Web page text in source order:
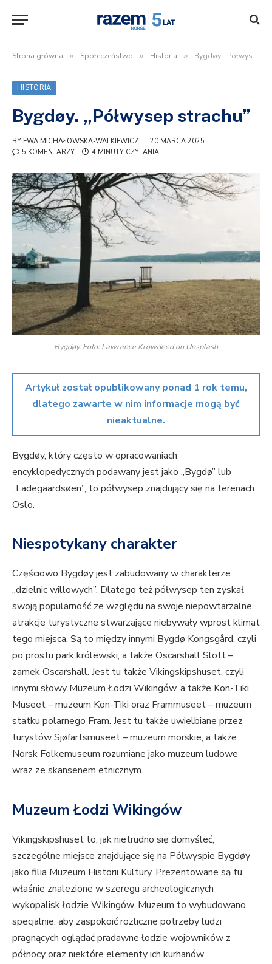
Strona główna » Społeczeństwo » Historia » Bygdøy. „Półwysep strachu”
HISTORIA
Bygdøy. „Półwysep strachu”
BY EWA MICHAŁOWSKA-WALKIEWICZ
20 MARCA 2025
5 KOMENTARZY
4 MINUTY CZYTANIA
Bygdøy. Foto: Lawrence Krowdeed on Unsplash
Artykuł został opublikowany ponad 1 rok temu,
dlatego zawarte w nim informacje mogą być
nieaktualne.
Bygdøy, który często w opracowaniach
encyklopedycznych podawany jest jako „Bygdø” lub
„Ladegaardsøen”, to półwysep znajdujący się na terenach
Oslo.
Niespotykany charakter
Częściowo Bygdøyjest zabudowany w charakterze
„dzielnic willowych”. Dlatego też półwysep ten zyskał
swoją popularność ze względu na swoje niepowtarzalne
atrakcje turystyczne stwarzające niebywały wprost klimat
tego miejsca. Są to między innymi Bygdø Kongsgård, czyli
po prostu park królewski, a także Oscarshall Slott –
zamek Oscarshall. Jest tu także Vikingskipshuset, czyli
innymi słowy Muzeum Łodzi Wikingów, a także Kon-Tiki
Museet – muzeum Kon-Tiki oraz Frammuseet – muzeum
statku polarnego Fram. Jest tu także uwielbiane przez
turystów Sjøfartsmuseet – muzeum morskie, a także
Norsk Folkemuseum rozumiane jako muzeum ludowe
wraz ze skansenem etnicznym.
Muzeum Łodzi Wikingów
Vikingskipshuset to, jak nietrudno się domyśleć,
szczególne miejsce znajdujące się na Półwyspie Bygdøy
jako filia Muzeum Historii Kultury. Prezentowane są tu
właśnie znalezione w szeregu archeologicznych
wykopalisk łodzie Wikingów. Muzeum to wybudowano
specjalnie, aby zaspokoić rozliczne potrzeby ludzi
pragnących oglądać pradawne łodzie wojowników z
północy oraz niektóre elementy ich kurhanów